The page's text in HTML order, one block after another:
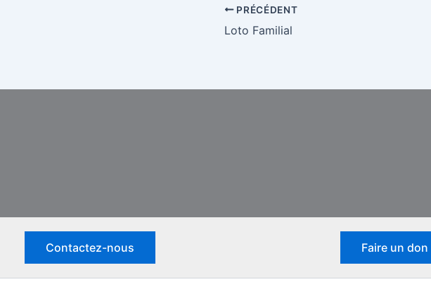
PRÉCÉDENT
Loto Familial
Contactez-nous Faire un don